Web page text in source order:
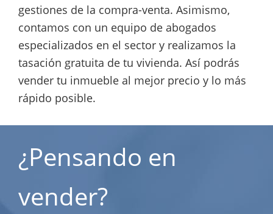
gestiones de la compra-venta. Asimismo,
contamos con un equipo de abogados
especializados en el sector y realizamos la
tasación gratuita de tu vivienda. Así podrás
vender tu inmueble al mejor precio y lo más
rápido posible.
¿Pensando en
vender?